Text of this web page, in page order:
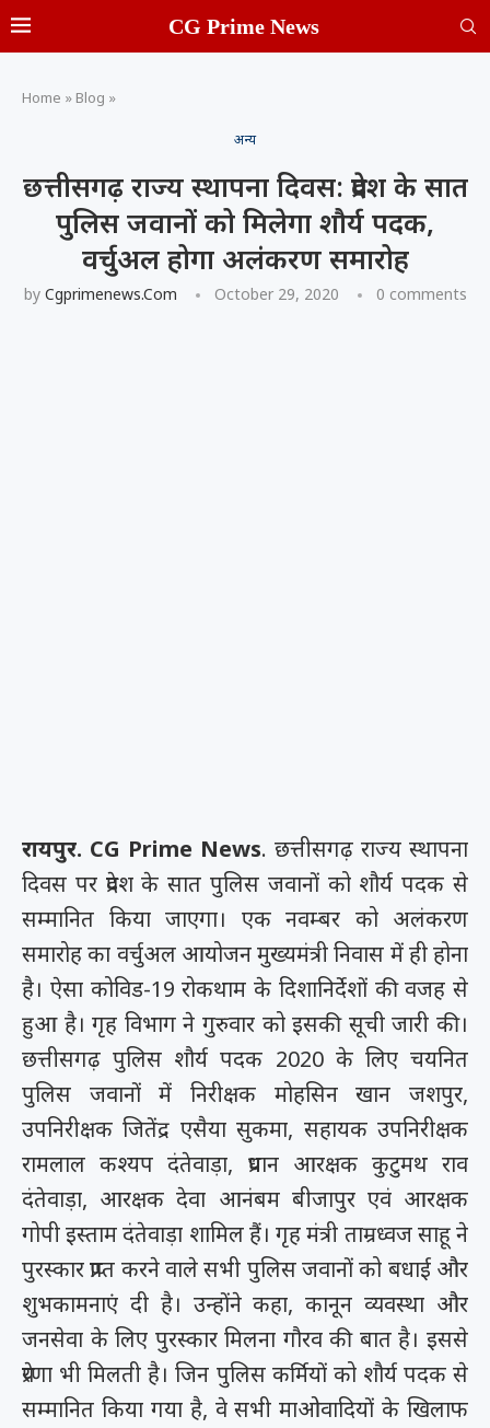
CG Prime News
Home » Blog »
अन्य
छत्तीसगढ़ राज्य स्थापना दिवस: प्रदेश के सात
पुलिस जवानों को मिलेगा शौर्य पदक,
वर्चुअल होगा अलंकरण समारोह
by Cgprimenews.com October 29, 2020 0 comments
रायपुर. CG Prime News. छत्तीसगढ़ राज्य स्थापना
दिवस पर प्रदेश के सात पुलिस जवानों को शौर्य पदक से
सम्मानित किया जाएगा। एक नवम्बर को अलंकरण
समारोह का वर्चुअल आयोजन मुख्यमंत्री निवास में ही होना
है। ऐसा कोविड-19 रोकथाम के दिशानिर्देशों की वजह से
हुआ है। गृह विभाग ने गुरुवार को इसकी सूची जारी की।
छत्तीसगढ़ पुलिस शौर्य पदक 2020 के लिए चयनित
पुलिस जवानों में निरीक्षक मोहसिन खान जशपुर,
उपनिरीक्षक जितेंद्र एसैया सुकमा, सहायक उपनिरीक्षक
रामलाल कश्यप दंतेवाड़ा, प्रधान आरक्षक कुटुमथ राव
दंतेवाड़ा, आरक्षक देवा आनंबम बीजापुर एवं आरक्षक
गोपी इस्ताम दंतेवाड़ा शामिल हैं। गृह मंत्री ताम्रध्वज साहू ने
पुरस्कार प्राप्त करने वाले सभी पुलिस जवानों को बधाई और
शुभकामनाएं दी है। उन्होंने कहा, कानून व्यवस्था और
जनसेवा के लिए पुरस्कार मिलना गौरव की बात है। इससे
प्रेरणा भी मिलती है। जिन पुलिस कर्मियों को शौर्य पदक से
सम्मानित किया गया है, वे सभी माओवादियों के खिलाफ